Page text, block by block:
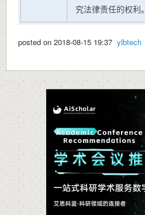
究法律责任的权利。
posted on 2018-08-15 19:37 ylbtech